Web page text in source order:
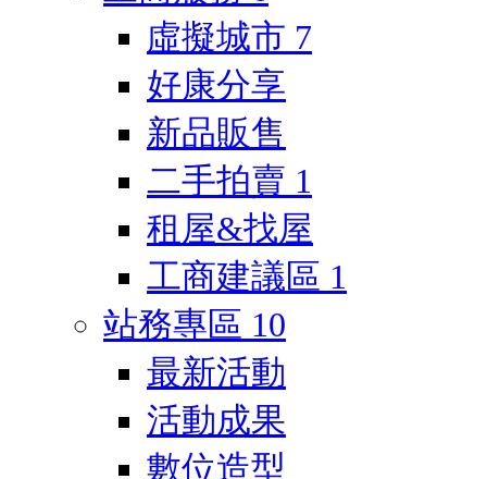
虛擬城市 7
好康分享
新品販售
二手拍賣 1
租屋&找屋
工商建議區 1
站務專區 10
最新活動
活動成果
數位造型